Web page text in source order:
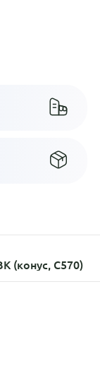
(конус, C570)